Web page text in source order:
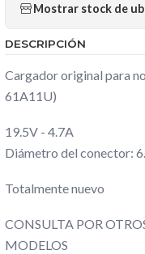
Mostrar stock de
DESCRIPCIÓN
Cargador original para
61A11U)
19.5V - 4.7A
Diámetro del conector:
Totalmente nuevo
CONSULTA POR
MODELOS